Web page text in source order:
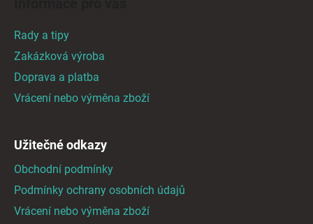
Rady a tipy
Zakázková výroba
Doprava a platba
Vrácení nebo výměna zboží
Užitečné odkazy
Obchodní podmínky
Podmínky ochrany osobních údajů
Vrácení nebo výměna zboží